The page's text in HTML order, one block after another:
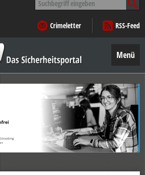
nach:
Crimeletter
RSS-Feed
Menü